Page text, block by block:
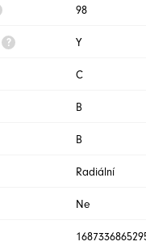
98
Y
C
B
B
Radiální
Ne